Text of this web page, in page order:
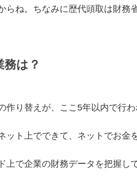
らね。ちなみに歴代頭取は財
は？
作り替えが、ここ5年以内で行
ット上でできて、ネットでお金
上で企業の財務データを把握し